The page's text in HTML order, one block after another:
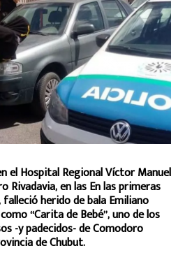
el Hospital Regional Víctor Manuel
Rivadavia, en las En las primeras
herido de bala Emiliano
“Carita de Bebé”, uno de los
-y padecidos- de Comodoro
de Chubut.